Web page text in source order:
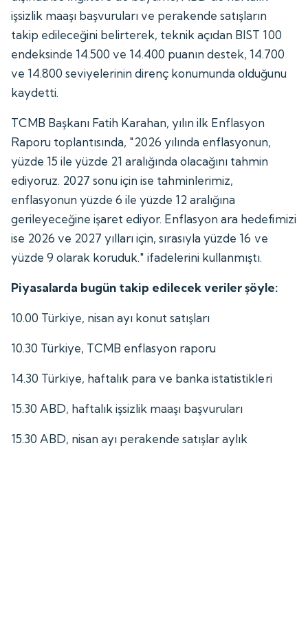
işsizlik maaşı başvuruları ve perakende satışların
takip edileceğini belirterek, teknik açıdan BIST 100
endeksinde 14.500 ve 14.400 puanın destek, 14.700
ve 14.800 seviyelerinin direnç konumunda olduğunu
kaydetti.
TCMB Başkanı Fatih Karahan, yılın ilk Enflasyon
Raporu toplantısında, "2026 yılında enflasyonun,
yüzde 15 ile yüzde 21 aralığında olacağını tahmin
ediyoruz. 2027 sonu için ise tahminlerimiz,
enflasyonun yüzde 6 ile yüzde 12 aralığına
gerileyeceğine işaret ediyor. Enflasyon ara hedefimizi
ise 2026 ve 2027 yılları için, sırasıyla yüzde 16 ve
yüzde 9 olarak koruduk." ifadelerini kullanmıştı.
Piyasalarda bugün takip edilecek veriler şöyle:
10.00 Türkiye, nisan ayı konut satışları
10.30 Türkiye, TCMB enflasyon raporu
14.30 Türkiye, haftalık para ve banka istatistikleri
15.30 ABD, haftalık işsizlik maaşı başvuruları
15.30 ABD, nisan ayı perakende satışlar aylık